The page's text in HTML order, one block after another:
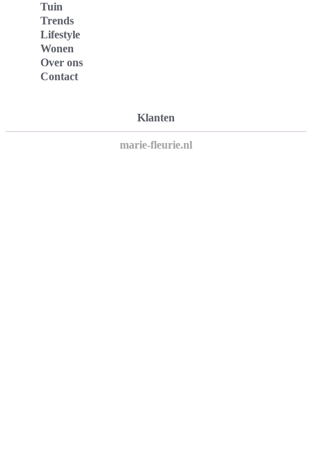
Tuin
Trends
Lifestyle
Wonen
Over ons
Contact
Klanten
marie-fleurie.nl